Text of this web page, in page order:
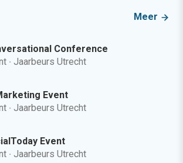
Meer
Conference
· Jaarbeurs Utrecht
Event
· Jaarbeurs Utrecht
Event
· Jaarbeurs Utrecht